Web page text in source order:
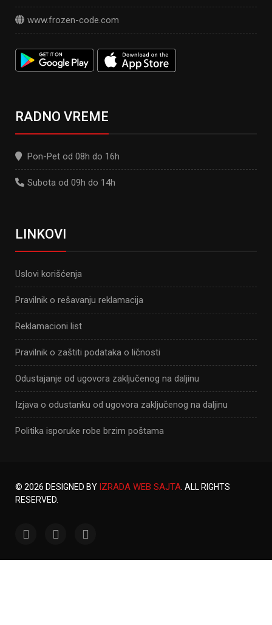
www.frozen-code.com
RADNO VREME
Pon-Pet od 08h do 16h
Subota od 09h do 14h
LINKOVI
Uslovi korišćenja
Pravilnik o rešavanju reklamacija
Reklamacioni list
Pravilnik o zaštiti podataka o ličnosti
Odustajanje od ugovora zaključenog na daljinu
Izjava o odustanku od ugovora zaključenog na daljinu
Politika isporuke robe brzim poštama
© 2026 DESIGNED BY IZRADA WEB SAJTA. ALL RIGHTS
RESERVED.